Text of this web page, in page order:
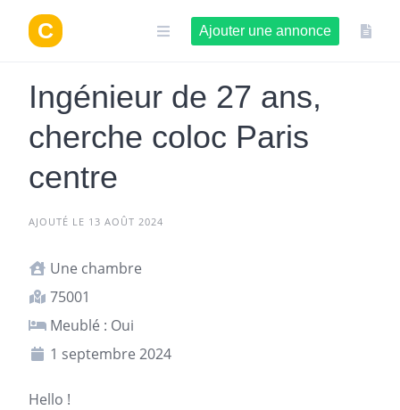
contenu
Ajouter une annonce
Ingénieur de 27 ans,
cherche coloc Paris
centre
AJOUTÉ LE 13 AOÛT 2024
Une chambre
75001
Meublé : Oui
1 septembre 2024
Hello !